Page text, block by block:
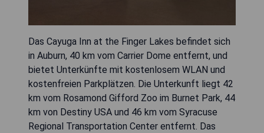
Das Cayuga Inn at the Finger Lakes befindet sich
in Auburn, 40 km vom Carrier Dome entfernt, und
bietet Unterkünfte mit kostenlosem WLAN und
kostenfreien Parkplätzen. Die Unterkunft liegt 42
km vom Rosamond Gifford Zoo im Burnet Park, 44
km von Destiny USA und 46 km vom Syracuse
Regional Transportation Center entfernt. Das